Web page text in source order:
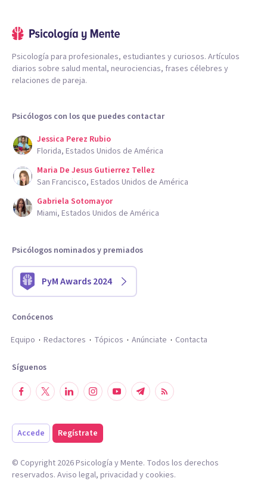
Psicología para profesionales, estudiantes y curiosos. Artículos
diarios sobre salud mental, neurociencias, frases célebres y
relaciones de pareja.
Psicólogos con los que puedes contactar
Jessica Perez Rubio
Florida, Estados Unidos de América
Maria De Jesus Gutierrez Tellez
San Francisco, Estados Unidos de América
Gabriela Sotomayor
Miami, Estados Unidos de América
Psicólogos nominados y premiados
PyM Awards 2024
Conócenos
Equipo
Redactores Tópicos Anúnciate Contacta
Síguenos
Accede Regístrate
© Copyright 2026Psicología y Mente. Todos los derechos
reservados. Aviso legal, privacidad y cookies.